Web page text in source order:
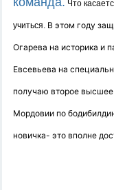
Что
учиться. В этом году
Огарева на историка и
Евсевьева на
получаю второе высшее
Мордовии по
новичка- это вполне